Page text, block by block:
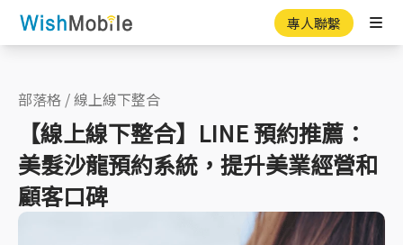
專人聯繫
部落格 /線上線下整合
【線上線下整合】LINE 預約推薦：
美髮沙龍預約系統，提升美業經營和
顧客口碑